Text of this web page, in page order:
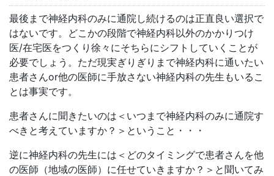
最後まで神経内科のみに通院し続けるのは正直良い選択で
はないです。どこかの段階で神経内科以外のかかりつけ
医/在宅医をつくり徐々にそちらにシフトしていくことが
必要でしょう。ただ現実ぎりぎりまで神経内科に通いたい
患者さんor他の医師に手放さない神経内科の先生もいるこ
とは事実です。
患者さんに聞きたいのは＜いつまで神経内科のみに通院す
べきと考えていますか？＞ということ・・・
逆に神経内科の先生には＜どのタイミングで患者さんを他
の医師（地域の医師）に任せていきますか？＞と聞いてみ